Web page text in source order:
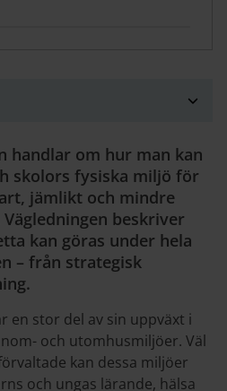
handlar om hur man kan
skolors fysiska miljö för
jämlikt och mindre
beskriver
kan göras under hela
– från strategisk
en stor del av sin uppväxt i
och utomhusmiljöer. Väl
kan dessa miljöer
och ungas lärande, hälsa